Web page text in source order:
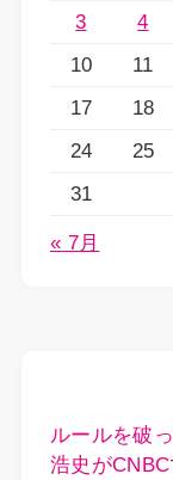
3
4
10
11
17
18
24
25
31
« 7月
ルールを破
浩史が